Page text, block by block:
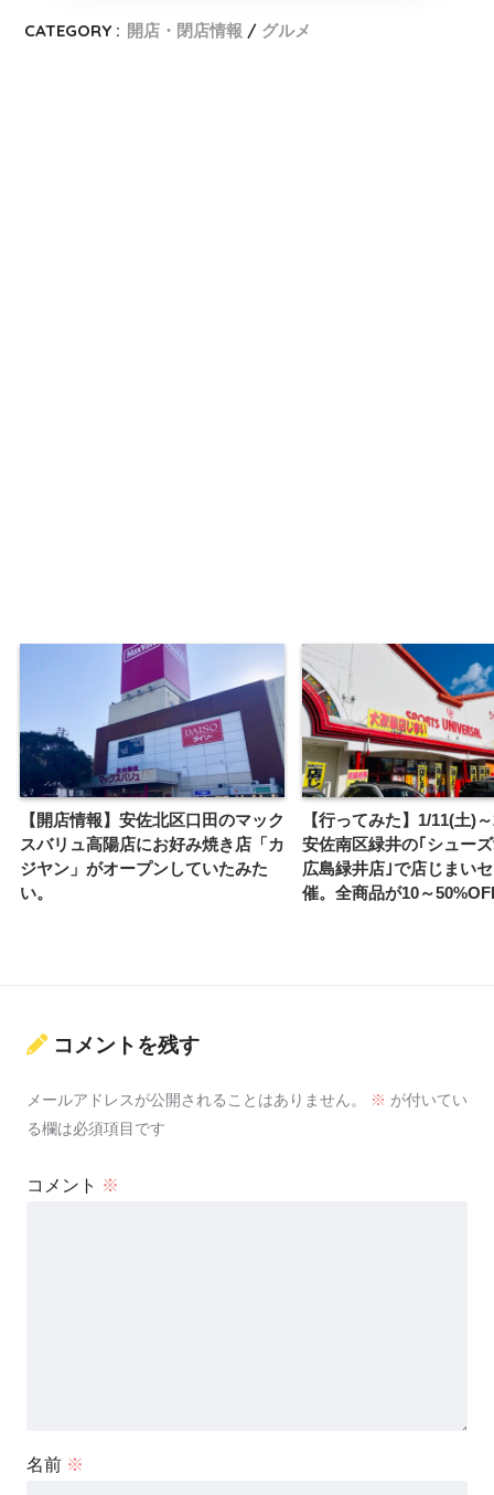
CATEGORY : 開店・閉店情報 グルメ
【開店情報】安佐北区口田のマック
スバリュ高陽店にお好み焼き店「カ
ジヤン」がオープンしていたみた
い。
【行ってみた】1/11(土)
安佐南区緑井の｢シュー
広島緑井店｣で店じまい
催。全商品が10～
コメントを残す
メールアドレスが公開されることはありません。 ※ が付いてい
る欄は必須項目です
コメント ※
名前 ※